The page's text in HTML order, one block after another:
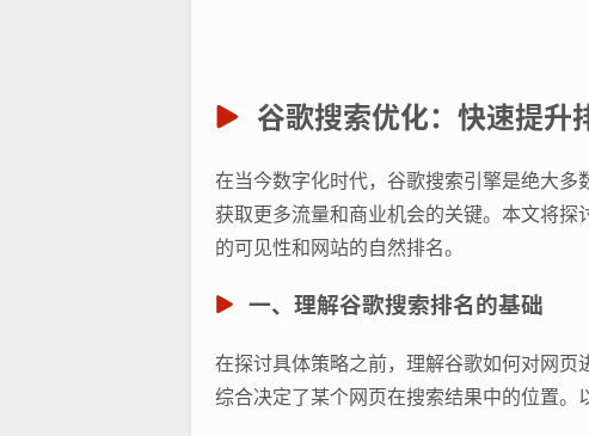
谷歌搜索优化：快速提升
在当今数字化时代，谷歌搜索引擎是绝大
获取更多流量和商业机会的关键。本文将探
的可见性和网站的自然排名。
一、理解谷歌搜索排名的基础
在探讨具体策略之前，理解谷歌如何对网
综合决定了某个网页在搜索结果中的位置。